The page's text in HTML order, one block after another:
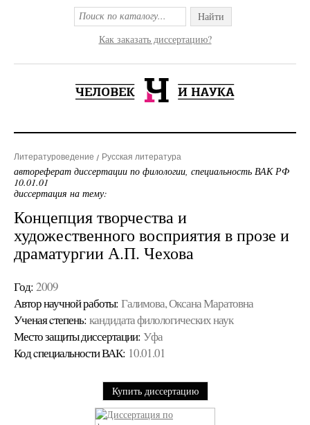
Найти
Как заказать диссертацию?
Литературоведение Русская литература
автореферат диссертации по филологии, специальность ВАК РФ
10.01.01
диссертация на тему:
Концепция творчества и
художественного восприятия в прозе и
драматургии А.П. Чехова
Год: 2009
Автор научной работы: Галимова, Оксана Маратовна
Ученая cтепень: кандидата филологических наук
Место защиты диссертации: Уфа
Код cпециальности ВАК: 10.01.01
Купить диссертацию